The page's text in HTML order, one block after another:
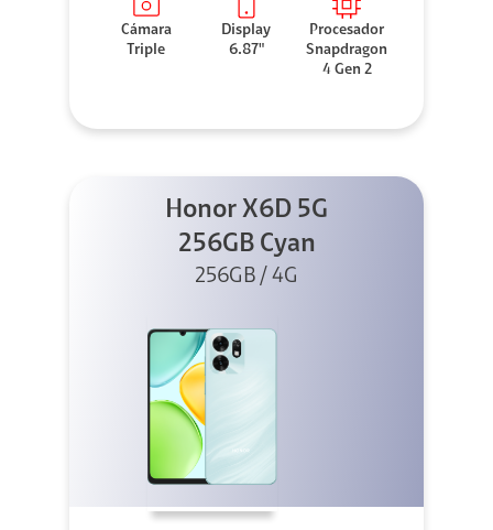
Cámara
Triple
Display
6.87"
Procesador
Snapdragon
4 Gen 2
Honor X6D 5G
256GB Cyan
256GB / 4G